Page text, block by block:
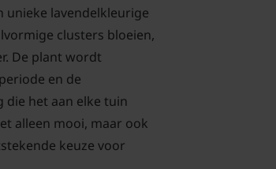
unieke lavendelkleurige
clusters bloeien,
De plant wordt
en de
het aan elke tuin
alleen mooi, maar ook
keuze voor